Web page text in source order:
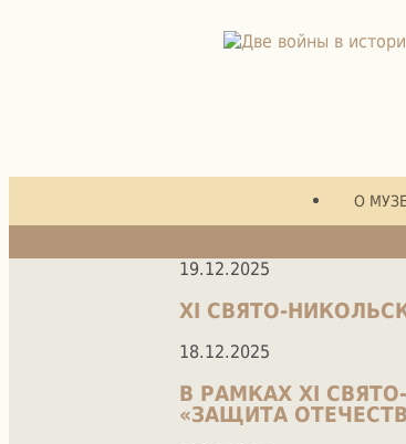
О
19.12.2025
XI СВЯТО-
18.12.2025
В РАМКАХ XI
«ЗАЩИТА